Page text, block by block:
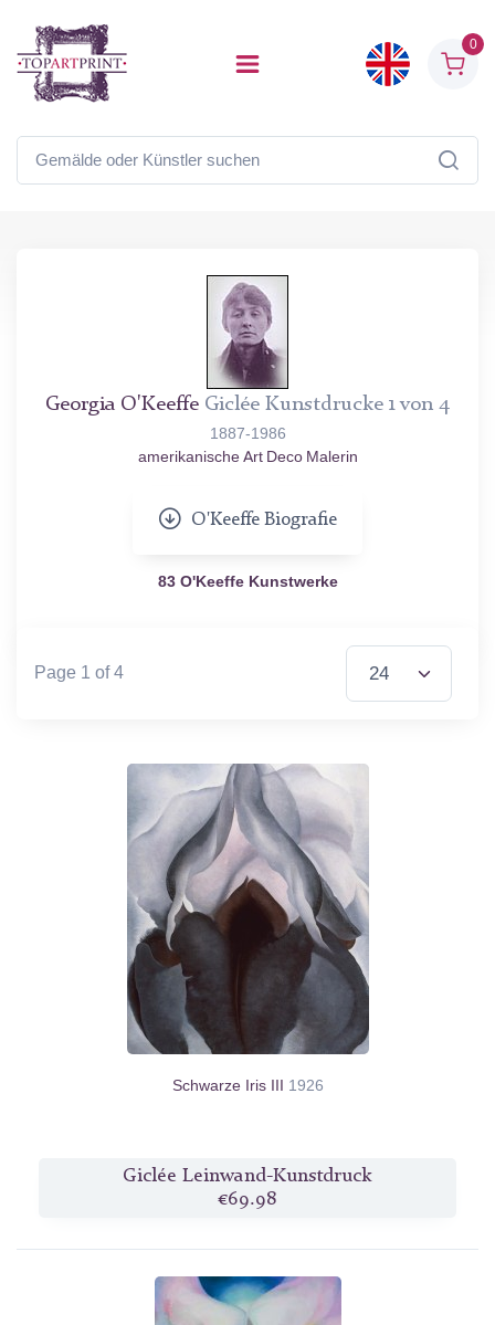
0
Georgia O'Keeffe Giclée Kunstdrucke 1 von 4
1887-1986
amerikanische Art Deco Malerin
O'Keeffe Biografie
83 O'Keeffe Kunstwerke
Page 1 of 4
Items per Page
Schwarze Iris III 1926
Giclée Leinwand-Kunstdruck
€69.98